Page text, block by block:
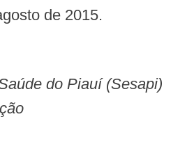
de 2015.
do Piauí (Sesapi)